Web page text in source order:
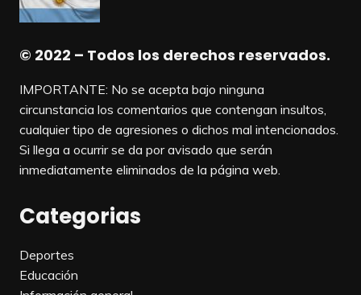
© 2022 – Todos los derechos reservados.
IMPORTANTE: No se acepta bajo ninguna
circunstancia los comentarios que contengan insultos,
cualquier tipo de agresiones o dichos mal intencionados.
Si llega a ocurrir se da por avisado que serán
inmediatamente eliminados de la página web.
Categorias
Deportes
Educación